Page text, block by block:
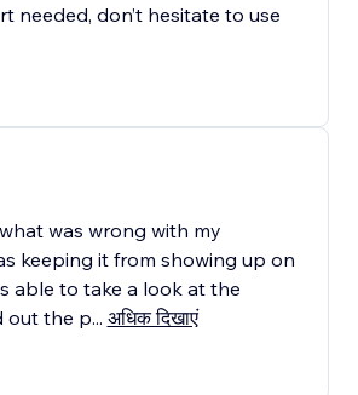
needed, don’t hesitate to use
was wrong with my
keeping it from showing up on
able to take a look at the
out the p... अधिक दिखाएं